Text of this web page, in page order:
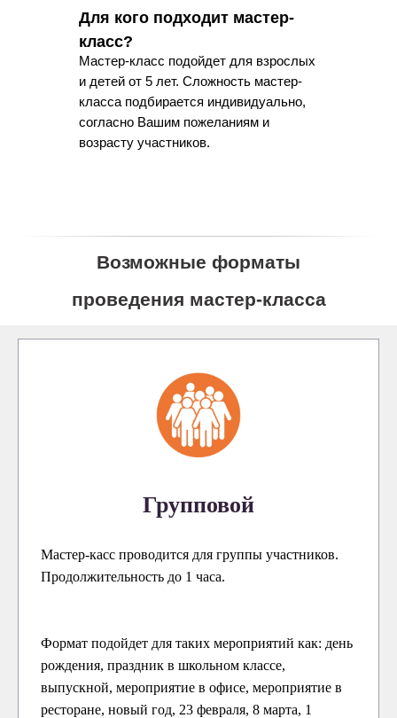
Для кого подходит мастер-
класс?
Мастер-класс подойдет для взрослых
и детей от 5 лет. Сложность мастер-
класса подбирается индивидуально,
согласно Вашим пожеланиям и
возрасту участников.
Возможные форматы
проведения мастер-класса
Групповой
Мастер-касс проводится для группы участников.
Продолжительность до 1 часа.
Формат подойдет для таких мероприятий как: день
рождения, праздник в школьном классе,
выпускной, мероприятие в офисе, мероприятие в
ресторане, новый год, 23 февраля, 8 марта, 1